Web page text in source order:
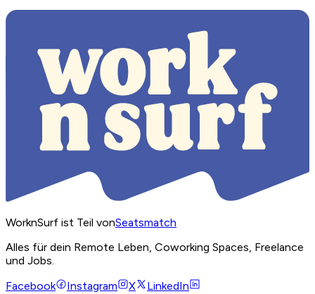
WorknSurf ist Teil vonSeatsmatch
Alles für dein Remote Leben, Coworking Spaces, Freelance
und Jobs.
Facebook
Instagram X LinkedIn